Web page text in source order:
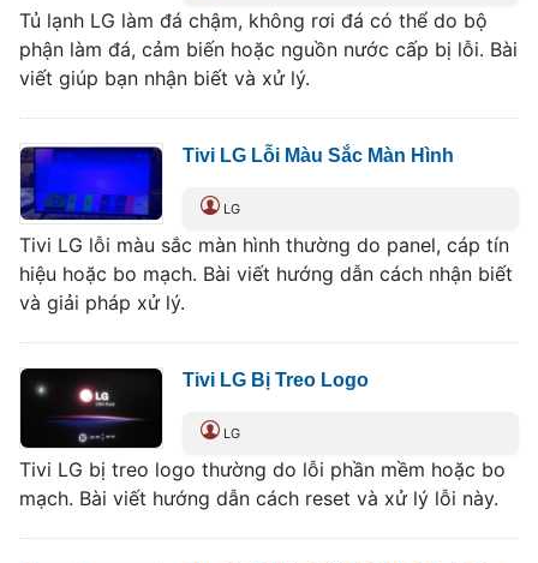
Tủ lạnh LG làm đá chậm, không rơi đá có thể do bộ
phận làm đá, cảm biến hoặc nguồn nước cấp bị lỗi. Bài
viết giúp bạn nhận biết và xử lý.
Tivi LG Lỗi Màu Sắc Màn Hình
LG
Tivi LG lỗi màu sắc màn hình thường do panel, cáp tín
hiệu hoặc bo mạch. Bài viết hướng dẫn cách nhận biết
và giải pháp xử lý.
Tivi LG Bị Treo Logo
LG
Tivi LG bị treo logo thường do lỗi phần mềm hoặc bo
mạch. Bài viết hướng dẫn cách reset và xử lý lỗi này.